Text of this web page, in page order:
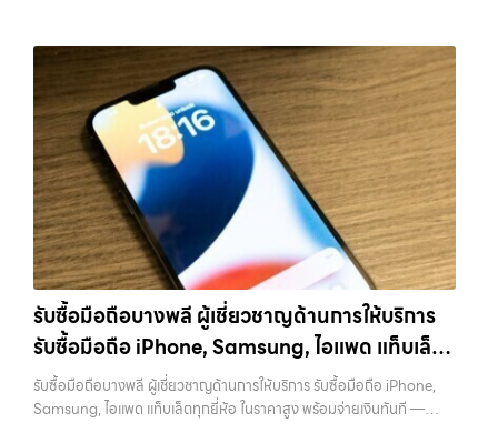
ทันที โดยเน้นบริการในพื้นที่ ลาดพร้าว, รัชดา, บางรัก, แจ้งวัฒนะ, บางแค,
วัชรพล, รามอินทรา, รวมถึง บางนา, บางพลี, เกษตรนวมินทร์, เสนานิคม,
วังหินไม่ว่าคุณจะต้องการ รับซื้อโทรศัพท์, รับซื้อแมคบุค, รับซื้อโน๊ตบุ๊ค, รับ
ซื้อแท็บเล็ต, หรือบริการอื่นๆ…
15,000 บาทiPhone 11 Pro 128GB รับซื้อได้ที่ 11,900 บาทราคาตลาด
มือสอง: 17,000 บาทiPhone 11 Pro 256GB รับซื้อได้ที่ 13,300 บาท
ราคาตลาดมือสอง: 19,000 บาทราคารับซื้อ iPhone 11 Pro
Max:iPhone 11 Pro Max 64GB รับซื้อได้ที่ 12,600 บาทราคาตลาดมือ
สอง: 18,000 บาทiPhone 11 Pro Max 128GB รับซื้อได้ที่ 14,000 บาท
ราคาตลาดมือสอง: 20,000 บาทiPhone 11 Pro Max 256GB รับซื้อ
ได้ที่ 15,400 บาทราคาตลาดมือสอง: 22,000 บาท
iPhone 12 / 12
mini (ปี 2020)iPhone 12 เป็นรุ่นแรกที่รองรับ 5G พร้อมดีไซน์ขอบ
เหลี่ยมสไตล์ใหม่ที่กลับมาอีกครั้ง มาพร้อมชิป A14 Bionic และกล้องคู่ที่ดี
ขึ้นราคารับซื้อ iPhone 12:iPhone 12 64GB รับซื้อได้ที่ 8,750 บาทราคา
ตลาดมือสอง: 12,500 บาทiPhone 12 128GB…
แจ้งวัฒนะ บางแค วัชรพล รามอินทรา รับซื้อสินค้าไอทีแจ้งวัฒนะ — รับซื้อ
โทรศัพท์, รับซื้อแมคบุค, รับซื้อโน๊ตบุ๊ค, รับซื้อแท็บเล็ต, หรือบริการอื่นๆ เกี่ยว
กับสินค้าไอที กรุงเทพฯ เราพร้อมให้บริการครบวงจร รับซื้อสินค้าไอที
แจ้งวัฒนะ รับซื้อโทรศัพท์, รับซื้อแมคบุค, รับซื้อโน๊ตบุ๊ค, รับซื้อแท็บเล็ต, หรือ
บริการอื่นๆ เกี่ยวกับสินค้าไอที กรุงเทพฯ… รับซื้อสินค้าไอทีแจ้งวัฒนะ
บริการถึงพื้นที่ เขตลาดพร้าว, รัชดา, บางรัก, แจ้งวัฒนะ, บางแค, วัชรพล,
รามอินทรา — นัดรับสะดวกทุกเขต ประสบการณ์เหนือระดับกับการ รับซื้อ
ไอโฟน, รับซื้อไอแพด, รับซื้อมือถือ ยินดีต้อนรับสู่ “รับซื้อขายมือถือ.com”
เว็บไซต์ที่คุณไว้วางใจได้ สำหรับบริการ รับซื้อ มือถือ iPhone, Samsung,
iPad, แท็บเล็ต ทุกยี่ห้อ ให้ราคาสูง พร้อมจ่ายเงินทันที ครอบคลุมพื้นที่
ลาดพร้าว, รัชดา, บางรัก, แจ้งวัฒนะ, บางแค, วัชรพล, รามอินทรา และเขต
กรุงเทพฯ ใกล้ “ใกล้ ฉัน” ที่สุด ในยุคที่สมาร์ทโฟน แท็บเล็ต และอุปกรณ์ไอที
ใหม่ๆ เปลี่ยนรุ่นกันแทบทุกช่วงเวลา อุปกรณ์ที่คุณใช้แล้วอาจกลายเป็นของ
ที่ไม่ได้ใช้งานอยู่เฉยๆ เว็บไซต์ของเราจึงเกิดขึ้นเพื่อเป็นทางเลือกให้คุณ
สามารถเปลี่ยนอุปกรณ์ที่ไม่ใช้แล้วให้กลายเป็นเงินสดได้ทันที ด้วยบริการ รับ
ซื้อไอโฟน, รับซื้อไอแพด, รับซื้อมือถือ, รับซื้อโทรศัพท์, รับซื้อโน๊ตบุ๊ค, รับซื้อ
แท็บเล็ต, รับซื้อสินค้าไอทีกรุงเทพมหานคร อย่างครบวงจร ไม่ว่าคุณจะอยู่
รับซื้อมือถือบางพลี ผู้เชี่ยวชาญด้านการให้บริการ
รับซื้อมือถือ iPhone, Samsung, ไอแพด แท็บเล็ต
ทุกยี่ห้อ ในราคาสูง พร้อมจ่ายเงินทันที
รับซื้อมือถือบางพลี ผู้เชี่ยวชาญด้านการให้บริการ รับซื้อมือถือ iPhone,
Samsung, ไอแพด แท็บเล็ตทุกยี่ห้อ ในราคาสูง พร้อมจ่ายเงินทันที —